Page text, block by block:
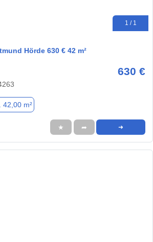
1 / 1
Hörde 630 € 42 m²
630 €
42,00 m²
★ ➦ ➜